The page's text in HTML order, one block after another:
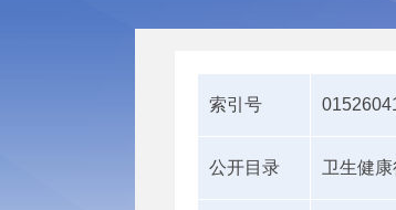
索引号
公开目录 卫生健